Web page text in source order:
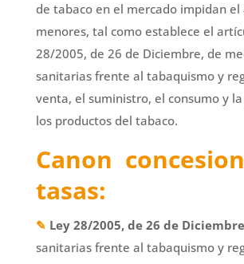
de tabaco en el mercado impidan el
menores, tal como establece el
28/2005, de 26 de Diciembre, de
sanitarias frente al tabaquismo y
venta, el suministro, el consumo y
los productos del tabaco.
Canon
tasas:
✎ Ley 28/2005, de 26 de
sanitarias frente al tabaquismo y